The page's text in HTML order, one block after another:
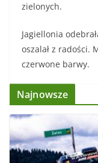
zielonych.
Jagiellonia
oszalał z radości.
czerwone barwy.
Najnowsze